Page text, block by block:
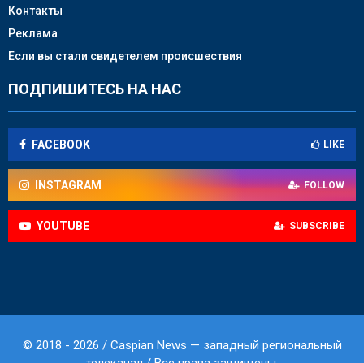
Контакты
Реклама
Если вы стали свидетелем происшествия
ПОДПИШИТЕСЬ НА НАС
FACEBOOK LIKE
INSTAGRAM FOLLOW
YOUTUBE SUBSCRIBE
© 2018 - 2026 / Caspian News — западный региональный